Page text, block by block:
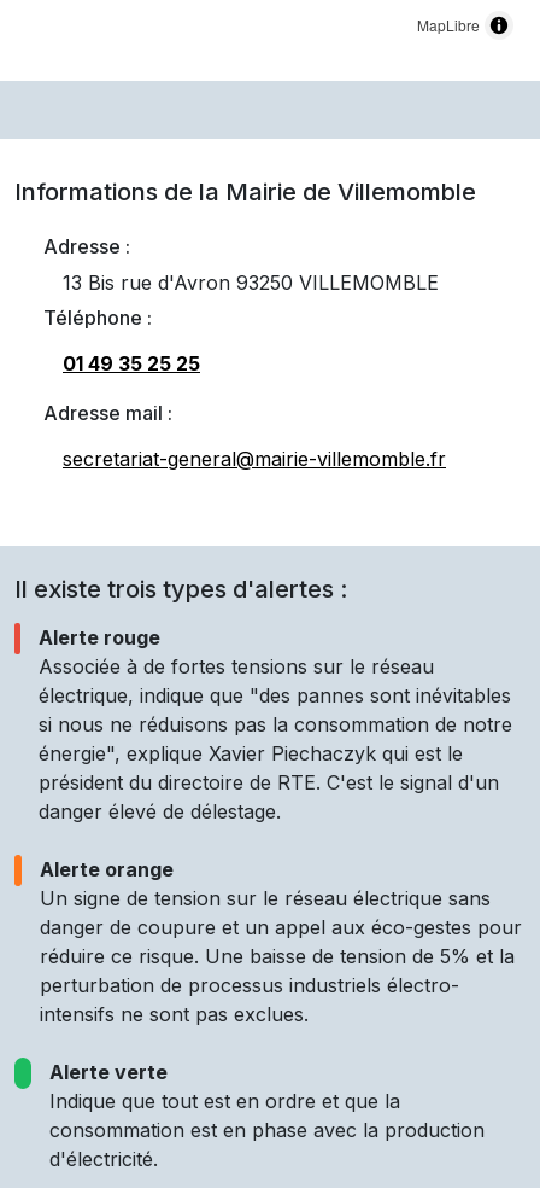
MapLibre
Informations de la Mairie de Villemomble
Adresse :
13 Bis rue d'Avron 93250 VILLEMOMBLE
Téléphone :
01 49 35 25 25
Adresse mail :
secretariat-general@mairie-villemomble.fr
Il existe trois types d'alertes :
Alerte rouge
Associée à de fortes tensions sur le réseau
électrique, indique que "des pannes sont inévitables
si nous ne réduisons pas la consommation de notre
énergie", explique Xavier Piechaczyk qui est le
président du directoire de RTE. C'est le signal d'un
danger élevé de délestage.
Alerte orange
Un signe de tension sur le réseau électrique sans
danger de coupure et un appel aux éco-gestes pour
réduire ce risque. Une baisse de tension de 5% et la
perturbation de processus industriels électro-
intensifs ne sont pas exclues.
Alerte verte
Indique que tout est en ordre et que la
consommation est en phase avec la production
d'électricité.